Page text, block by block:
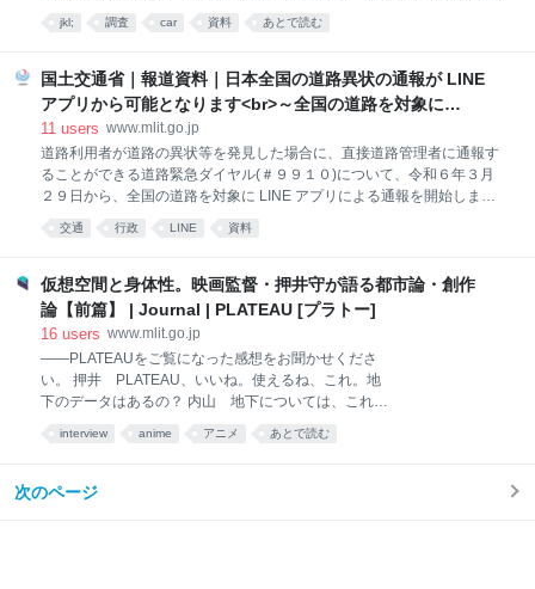
の審査事
に自動車メーカー計５社から、型式指定申請における不正行為が行われ
ていたとの報告がありました。 型式指定申請において不正行為を行うこ
す行為であり、新たな不正行為が明らかになったことは極めて遺憾で
す。 国土交通省としては、道路運送車両法に基づき、報告のあった５社
に対して更なる調査を実施し、その結果に基づき、厳正に対処してまい
jkl; 調査 car 資料 あとで読む
国土交通省｜報道資料｜日本全国の道路異状の通報が LINE
アプリから可能となります<br>～全国の道路を対象に
LINE による道路緊急ダイヤル(＃９９１０)の運用を開始し
ます～
11 users www.mlit.go.jp
道路利用者が道路の異状等を発見した場合に、直接道路管理者に通報す
ることができる道路緊急ダイヤル(＃９９１０)について、令和６年３月
２９日から、全国の道路を対象に LINE アプリによる通報を開始しま
す。 道路緊急ダイヤル(＃９９１０)では、道路の穴ぼこ、路肩の崩壊な
どの道路損傷、 落下物や路面の汚れなどの道路異状を２４時間受け付け
路緊急ダイヤル(＃９９１ ０)の運用をしていましたが、この度、令和６
年３月２９日から、全国の道路を対象に した運用を開始します。 聴覚や
発話に障がいがあり、音声による通報が困難な方であっても、LINE によ
１．開始日時 令和６年３月２９日（金）正午 ２．使用方法 スマートフ
ォンアプリケーション「LINE」に「国土交通省道路緊急 ダ
交通 行政 LINE 資料
仮想空間と身体性。映画監督・押井守が語る都市論・創作
論【前篇】 | Journal | PLATEAU [プラトー]
16 users www.mlit.go.jp
——PLATEAUをご覧になった感想をお聞かせくださ
い。 押井 PLATEAU、いいね。使えるね、これ。地
下のデータはあるの？ 内山 地下については、これま
で紙や2Dで管理されていたものを今後はPLATEAU上
で規格統一させようという動きが進んでいます。セキ
あるのですが、これからどんどんデータ整備がなされ
interview anime アニメ あとで読む
次のページ